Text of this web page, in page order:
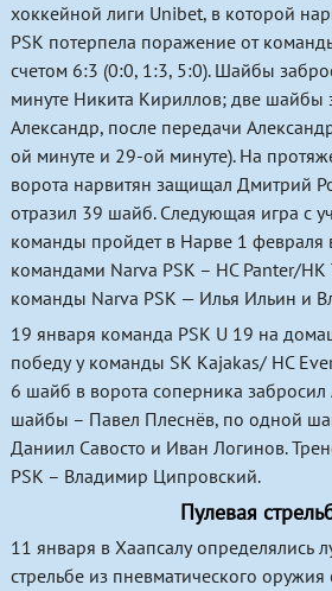
Лёгкая атлетика
Настольный теннис
Пулевая стрельба
Фигурное катание
Хоккей с шайбой
Художественная гимнастика
Местоположение
хоккейной лиги Unibet, в которой
PSK потерпела поражение от
счетом 6:3 (0:0, 1:3, 5:0). Шайбы
минуте Никита Кириллов; две шайбы
Александр, после передачи
ой минуте и 29-ой минуте). На
ворота нарвитян защищал Дмитрий
отразил 39 шайб. Следующая игра с
команды пройдет в Нарве 1 февраля
командами Narva PSK – HC Panter/
команды Narva PSK — Илья Ильин и
19 января команда PSK U 19 на
победу у команды SK Kajakas/ HC
6 шайб в ворота соперника
шайбы – Павел Плеснёв, по одной
Даниил Савосто и Иван Логинов.
PSK – Владимир Ципровский.
Пулевая
11 января в Хаапсалу определялись
стрельбе из пневматического